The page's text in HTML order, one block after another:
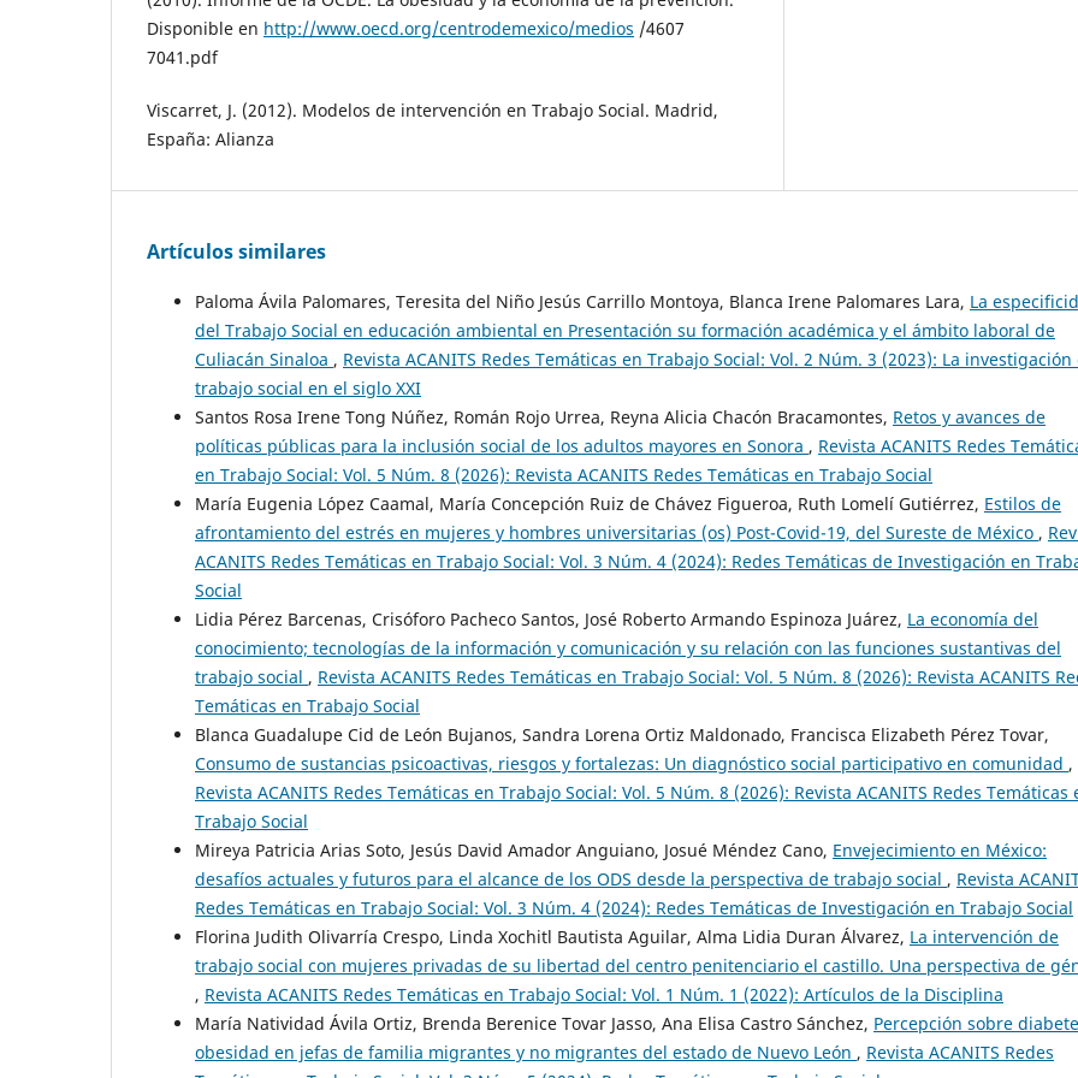
Disponible en http://www.oecd.org/centrodemexico/medios /4607
7041.pdf
Viscarret, J. (2012). Modelos de intervención en Trabajo Social. Madrid,
España: Alianza
Artículos similares
Paloma Ávila Palomares, Teresita del Niño Jesús Carrillo Montoya, Blanca Irene Palomares Lara, La
del Trabajo Social en educación ambiental en Presentación su formación académica y el ámbito laboral de
Culiacán Sinaloa , Revista ACANITS Redes Temáticas en Trabajo Social: Vol. 2 Núm. 3 (2023): La investigación
trabajo social en el siglo XXI
Santos Rosa Irene Tong Núñez, Román Rojo Urrea, Reyna Alicia Chacón Bracamontes, Retos y avances de
políticas públicas para la inclusión social de los adultos mayores en Sonora , Revista ACANITS Redes
en Trabajo Social: Vol. 5 Núm. 8 (2026): Revista ACANITS Redes Temáticas en Trabajo Social
María Eugenia López Caamal, María Concepción Ruiz de Chávez Figueroa, Ruth Lomelí Gutiérrez, Estilos de
afrontamiento del estrés en mujeres y hombres universitarias (os) Post-Covid-19, del Sureste de México ,
ACANITS Redes Temáticas en Trabajo Social: Vol. 3 Núm. 4 (2024): Redes Temáticas de Investigación en
Social
Lidia Pérez Barcenas, Crisóforo Pacheco Santos, José Roberto Armando Espinoza Juárez, La economía del
conocimiento; tecnologías de la información y comunicación y su relación con las funciones sustantivas del
trabajo social , Revista ACANITS Redes Temáticas en Trabajo Social: Vol. 5 Núm. 8 (2026): Revista ACANITS
Temáticas en Trabajo Social
Blanca Guadalupe Cid de León Bujanos, Sandra Lorena Ortiz Maldonado, Francisca Elizabeth Pérez Tovar,
Consumo de sustancias psicoactivas, riesgos y fortalezas: Un diagnóstico social participativo en comunidad ,
Revista ACANITS Redes Temáticas en Trabajo Social: Vol. 5 Núm. 8 (2026): Revista ACANITS Redes Temáticas
Trabajo Social
Mireya Patricia Arias Soto, Jesús David Amador Anguiano, Josué Méndez Cano, Envejecimiento en México:
desafíos actuales y futuros para el alcance de los ODS desde la perspectiva de trabajo social , Revista
Redes Temáticas en Trabajo Social: Vol. 3 Núm. 4 (2024): Redes Temáticas de Investigación en Trabajo Social
Florina Judith Olivarría Crespo, Linda Xochitl Bautista Aguilar, Alma Lidia Duran Álvarez, La intervención de
trabajo social con mujeres privadas de su libertad del centro penitenciario el castillo. Una perspectiva de
, Revista ACANITS Redes Temáticas en Trabajo Social: Vol. 1 Núm. 1 (2022): Artículos de la Disciplina
María Natividad Ávila Ortiz, Brenda Berenice Tovar Jasso, Ana Elisa Castro Sánchez, Percepción sobre
obesidad en jefas de familia migrantes y no migrantes del estado de Nuevo León , Revista ACANITS Redes